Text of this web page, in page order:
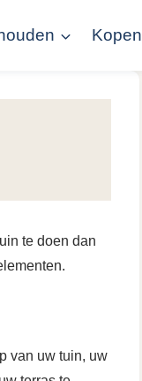
Kopen
te doen dan
van uw tuin, uw